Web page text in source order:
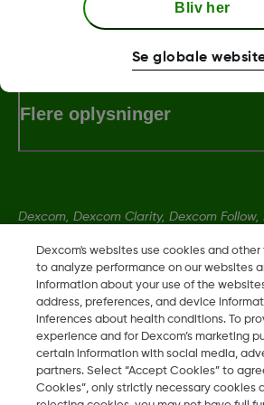
Betingelser og
Flere oplysninger
Dexcom, Dexcom Clarity, Dexcom Follow,
varemerker i USA og muligens i andre land.
LBL-1000444 Rev001
2026 Dexcom, Inc. Med enerett.
Dexcom's websites use cookies and
to analyze performance on our websites
information about your use of the
address, preferences, and device
inferences about health conditions. To
experience and for Dexcom’s marketing
certain information with social media,
partners. Select “Accept Cookies” to
Cookies”, only strictly necessary cookies
Bliv her
Se globale